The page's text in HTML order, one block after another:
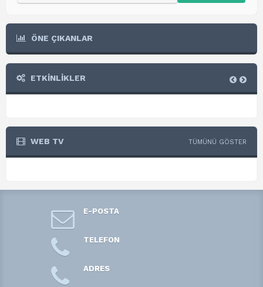
ÖNE ÇIKANLAR
ETKİNLİKLER
WEB TV TÜMÜNÜ GÖSTER
E-POSTA
TELEFON
ADRES